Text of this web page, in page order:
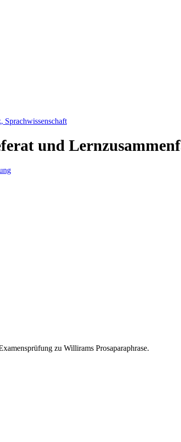
Sprachwissenschaft
und
zu Willirams Prosaparaphrase.